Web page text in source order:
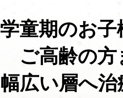
学童期のお子
ご高齢の方
幅広い層へ治